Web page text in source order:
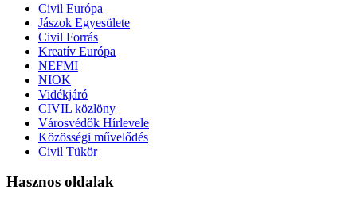
Civil Európa
Jászok Egyesülete
Civil Forrás
Kreatív Európa
NEFMI
NIOK
Vidékjáró
CIVIL közlöny
Városvédők Hírlevele
Közösségi művelődés
Civil Tükör
Hasznos oldalak